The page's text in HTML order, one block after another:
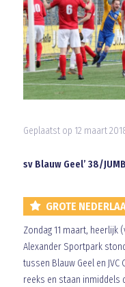
Geplaatst op 12 maart
sv Blauw Geel’ 38/
GROTE
Zondag 11 maart, heerlijk
Alexander Sportpark
tussen Blauw Geel en
reeks en staan inmiddels